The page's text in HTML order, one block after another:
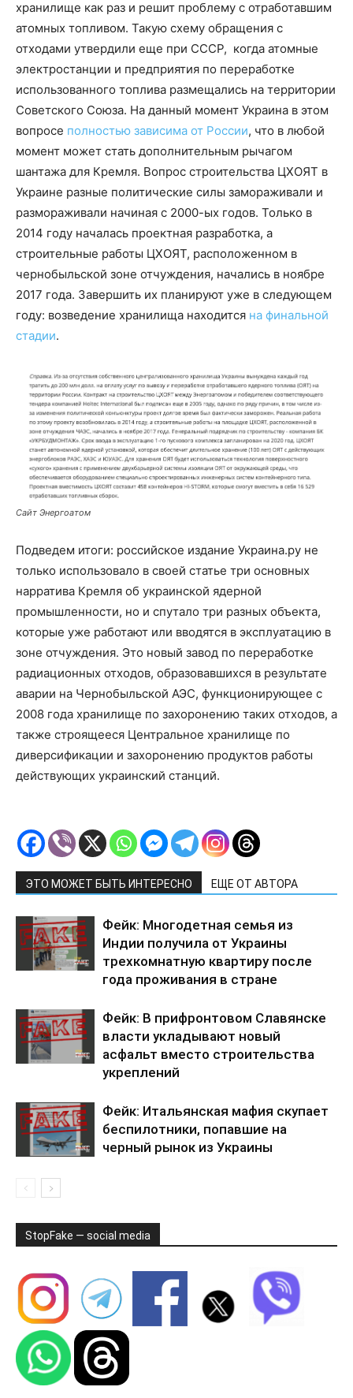
хранилище как раз и решит проблему с отработавшим
атомных топливом. Такую схему обращения с
отходами утвердили еще при СССР, когда атомные
электростанции и предприятия по переработке
использованного топлива размещались на территории
Советского Союза. На данный момент Украина в этом
вопросе полностью зависима от России, что в любой
момент может стать дополнительным рычагом
шантажа для Кремля. Вопрос строительства ЦХОЯТ в
Украине разные политические силы замораживали и
размораживали начиная с 2000-ых годов. Только в
2014 году началась проектная разработка, а
строительные работы ЦХОЯТ, расположенном в
чернобыльской зоне отчуждения, начались в ноябре
2017 года. Завершить их планируют уже в следующем
году: возведение хранилища находится на финальной
стадии.
Сайт Энергоатом
Подведем итоги: российское издание Украина.ру не
только использовало в своей статье три основных
нарратива Кремля об украинской ядерной
промышленности, но и спутало три разных объекта,
которые уже работают или вводятся в эксплуатацию в
зоне отчуждения. Это новый завод по переработке
радиационных отходов, образовавшихся в результате
аварии на Чернобыльской АЭС, функционирующее с
2008 года хранилище по захоронению таких отходов, а
также строящееся Центральное хранилище по
диверсификации и захоронению продуктов работы
действующих украинский станций.
ЭТО МОЖЕТ БЫТЬ ИНТЕРЕСНО ЕЩЕ ОТ АВТОРА
Фейк: Многодетная семья из
Индии получила от Украины
трехкомнатную квартиру после
года проживания в стране
Фейк: В прифронтовом Славянске
власти укладывают новый
асфальт вместо строительства
укреплений
Фейк: Итальянская мафия скупает
беспилотники, попавшие на
черный рынок из Украины
StopFake — social media